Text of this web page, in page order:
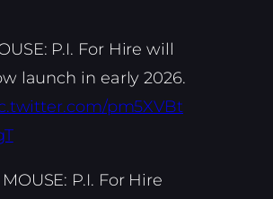
P.I. For Hire will
launch in early 2026.
pm5XVBt
P.I. For Hire